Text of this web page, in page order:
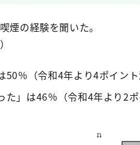
煙の経験を聞いた。
50％（令和4年より4ポイント
た」は46％（令和4年より2ポ